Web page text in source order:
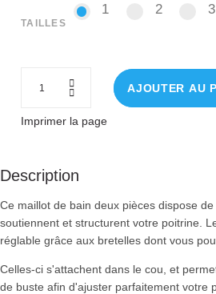
TAILLES
1 22 33
AJOUTER AU
Imprimer la page
Description
Ce maillot de bain deux pièces dispose
soutiennent et structurent votre poitrine.
réglable grâce aux bretelles dont vous
Celles-ci s'attachent dans le cou, et
de buste afin d'ajuster parfaitement votre